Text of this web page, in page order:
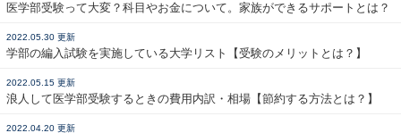
医学部受験って大変？科目やお金について。家族ができるサポートとは？
2022.05.30 更新
学部の編入試験を実施している大学リスト【受験のメリットとは？】
2022.05.15 更新
浪人して医学部受験するときの費用内訳・相場【節約する方法とは？】
2022.04.20 更新